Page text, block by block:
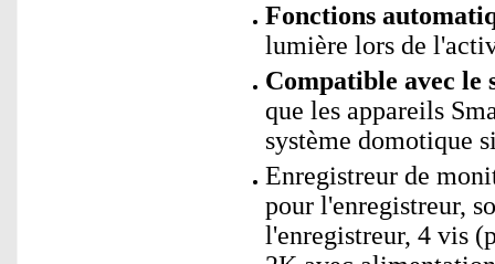
Fonctions
lumière lors de
Compatible avec le
que les appareils
système domotique
Enregistreur de
pour l'enregistreur,
l'enregistreur, 4 vis